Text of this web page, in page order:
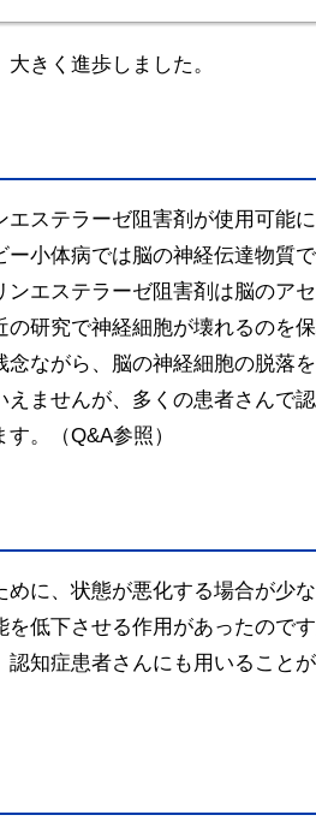
きく進歩しました。
ステラーゼ阻害剤が使用可能
小体病では脳の神経伝達物質
エステラーゼ阻害剤は脳のア
研究で神経細胞が壊れるのを
ながら、脳の神経細胞の脱落
ませんが、多くの患者さんで
。（Q&A参照）
に、状態が悪化する場合が少
低下させる作用があったのです
知症患者さんにも用いること